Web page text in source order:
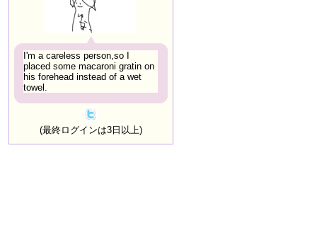
I'm a careless person,so I
placed some macaroni gratin on
his forehead instead of a wet
towel.
(最終ログインは3日以上)